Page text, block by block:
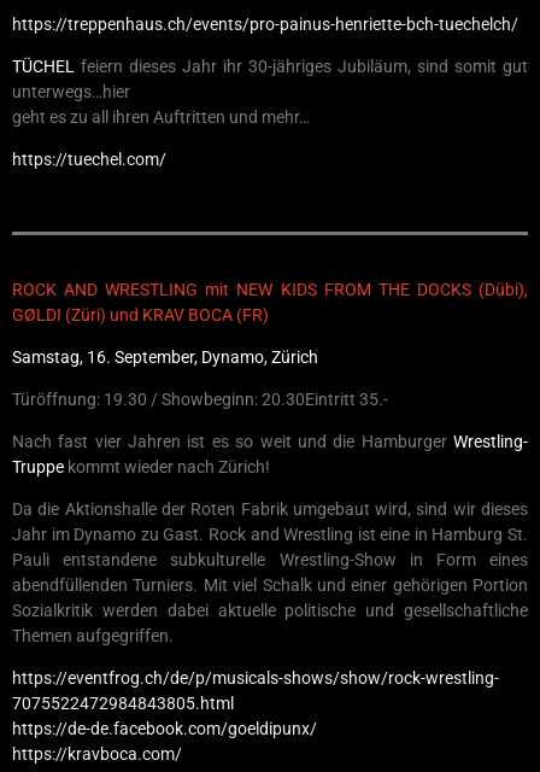
https://treppenhaus.ch/events/pro-painus-henriette-bch-tuechelch/
TÜCHEL feiern dieses Jahr ihr 30-jähriges Jubiläum, sind somit gut
unterwegs…hier
geht es zu all ihren Auftritten und mehr…
https://tuechel.com/
ROCK AND WRESTLING mit NEW KIDS FROM THE DOCKS (Dübi),
GØLDI (Züri) und KRAV BOCA (FR)
Samstag, 16. September, Dynamo, Zürich
Türöffnung: 19.30 / Showbeginn: 20.30Eintritt 35.-
Nach fast vier Jahren ist es so weit und die Hamburger Wrestling-
Truppe kommt wieder nach Zürich!
Da die Aktionshalle der Roten Fabrik umgebaut wird, sind wir dieses
Jahr im Dynamo zu Gast. Rock and Wrestling ist eine in Hamburg St.
Pauli entstandene subkulturelle Wrestling-Show in Form eines
abendfüllenden Turniers. Mit viel Schalk und einer gehörigen Portion
Sozialkritik werden dabei aktuelle politische und gesellschaftliche
Themen aufgegriffen.
https://eventfrog.ch/de/p/musicals-shows/show/rock-wrestling-
7075522472984843805.html
https://de-de.facebook.com/goeldipunx/
https://kravboca.com/